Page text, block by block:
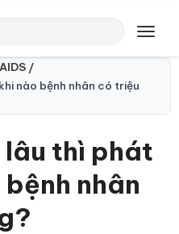
/
nào bệnh nhân có triệu
lâu thì phát
nhân